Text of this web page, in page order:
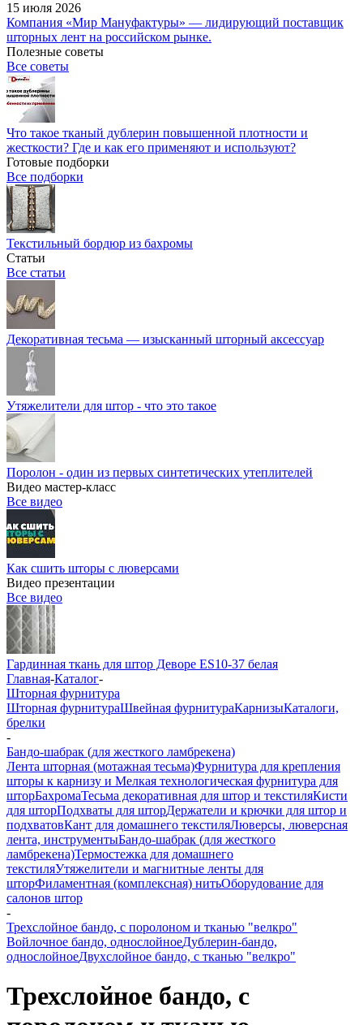
15 июля 2026
Компания «Мир Мануфактуры» — лидирующий поставщик
шторных лент на российском рынке.
Полезные советы
Все советы
Что такое тканый дублерин повышенной плотности и
жесткости? Где и как его применяют и используют?
Готовые подборки
Все подборки
Текстильный бордюр из бахромы
Статьи
Все статьи
Декоративная тесьма — изысканный шторный аксессуар
Утяжелители для штор - что это такое
Поролон - один из первых синтетических утеплителей
Видео мастер-класс
Все видео
Как сшить шторы с люверсами
Видео презентации
Все видео
Гардинная ткань для штор Деворе ES10-37 белая
Главная-Каталог-
Шторная фурнитура
Шторная фурнитураШвейная фурнитураКарнизыКаталоги,
брелки
-
Бандо-шабрак (для жесткого ламбрекена)
Лента шторная (мотажная тесьма)Фурнитура для крепления
шторы к карнизу и Мелкая технологическая фурнитура для
шторБахромаТесьма декоративная для штор и текстиляКисти
для шторПодхваты для шторДержатели и крючки для штор и
подхватовКант для домашнего текстиляЛюверсы, люверсная
лента, инструментыБандо-шабрак (для жесткого
ламбрекена)Термостежка для домашнего
текстиляУтяжелители и магнитные ленты для
шторФиламентная (комплексная) нитьОборудование для
салонов штор
-
Трехслойное бандо, с поролоном и тканью "велкро"
Войлочное бандо, однослойноеДублерин-бандо,
однослойноеДвухслойное бандо, с тканью "велкро"
Трехслойное бандо, с